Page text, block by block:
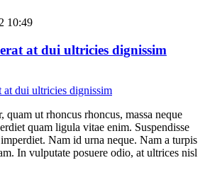
10:49
at dui ultricies dignissim
quam ut rhoncus rhoncus, massa neque
quam ligula vitae enim. Suspendisse
Nam id urna neque. Nam a turpis
In vulputate posuere odio, at ultrices nisl